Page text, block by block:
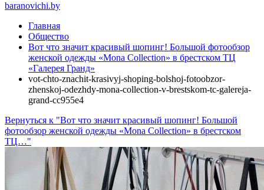
baranovichi.by
Главная
Общество
Вот что значит красивый шопинг! Большой фотообзор
женской одежды «Mona Collection» в брестском ТЦ
«Галерея Гранд»
vot-chto-znachit-krasivyj-shoping-bolshoj-fotoobzor-
zhenskoj-odezhdy-mona-collection-v-brestskom-tc-galereja-
grand-cc955e4
Вернуться к "Вот что значит красивый шопинг! Большой
фотообзор женской одежды «Mona Collection» в брестском
ТЦ…"